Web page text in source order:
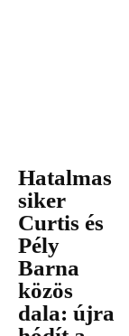
Hatalmas
siker
Curtis és
Pély
Barna
közös
dala: újra